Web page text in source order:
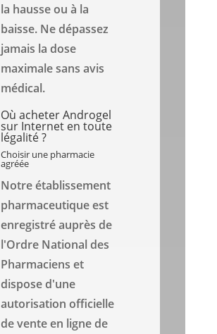
la hausse ou à la
baisse. Ne dépassez
jamais la dose
maximale sans avis
médical.
Où acheter Androgel
sur Internet en toute
légalité ?
Choisir une pharmacie
agréée
Notre établissement
pharmaceutique est
enregistré auprès de
l'Ordre National des
Pharmaciens et
dispose d'une
autorisation officielle
de vente en ligne de